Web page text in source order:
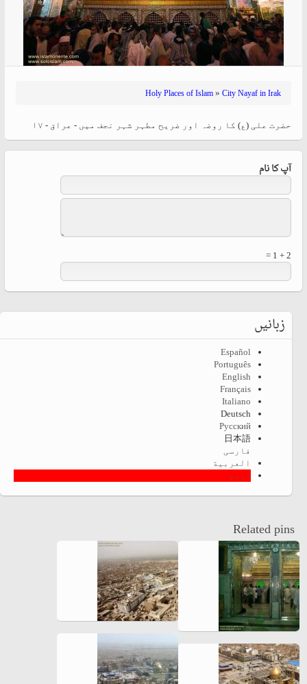
Holy Places of Islam » City Nayaf in Irak
حضرت علی (ع) کا روضہ اور ضریح مطہر شہر نجف میں - عراق - ۱۷
آپ کا نام
2 + 1 =
زبانیں
Español
Português
English
Français
Italiano
Deutsch
Русский
日本語
فارسی
العربية
اردو
Related pins